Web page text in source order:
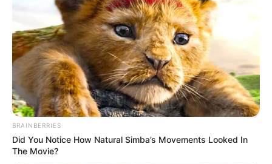
BRAINBERRIES
Did You Notice How Natural Simba’s Movements Looked In
The Movie?